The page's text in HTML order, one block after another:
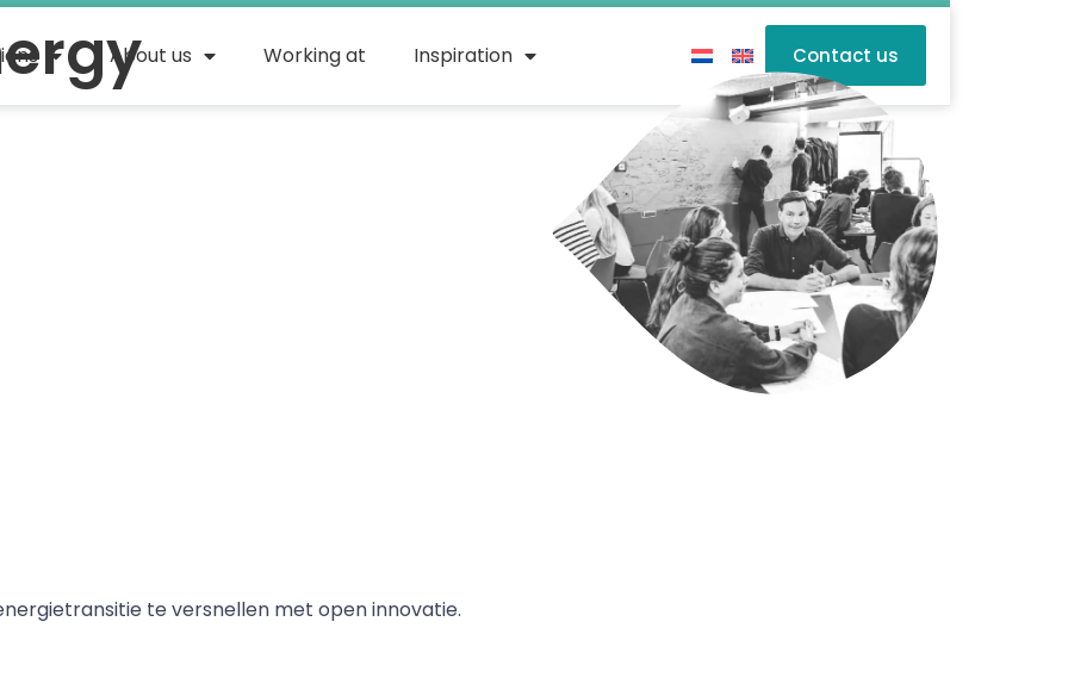
About us Working at Inspiration Contact us
te versnellen met open innovatie.